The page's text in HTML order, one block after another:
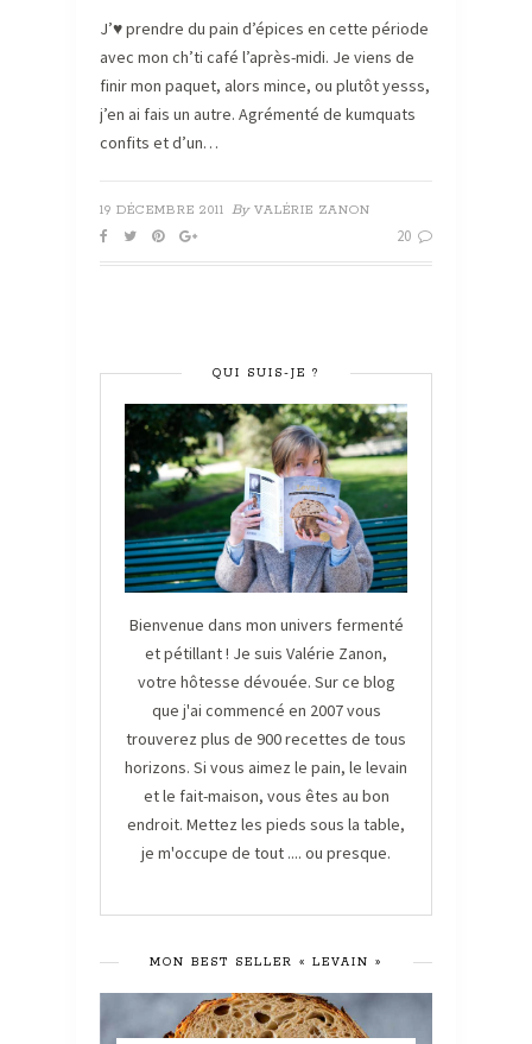
J’♥ prendre du pain d’épices en cette période
avec mon ch’ti café l’après-midi. Je viens de
finir mon paquet, alors mince, ou plutôt yesss,
j’en ai fais un autre. Agrémenté de kumquats
confits et d’un…
19 DÉCEMBRE 2011 By VALÉRIE ZANON
20
QUI SUIS-JE ?
Bienvenue dans mon univers fermenté
et pétillant ! Je suis Valérie Zanon,
votre hôtesse dévouée. Sur ce blog
que j'ai commencé en 2007 vous
trouverez plus de 900 recettes de tous
horizons. Si vous aimez le pain, le levain
et le fait-maison, vous êtes au bon
endroit. Mettez les pieds sous la table,
je m'occupe de tout .... ou presque.
MON BEST SELLER « LEVAIN »